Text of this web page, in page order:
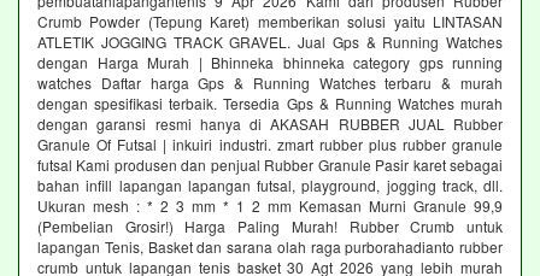
Crumb Powder (Tepung Karet) memberikan solusi yaitu LINTASAN
ATLETIK JOGGING TRACK GRAVEL. Jual Gps & Running Watches
dengan Harga Murah | Bhinneka bhinneka category gps running
watches Daftar harga Gps & Running Watches terbaru & murah
dengan spesifikasi terbaik. Tersedia Gps & Running Watches murah
dengan garansi resmi hanya di AKASAH RUBBER JUAL Rubber
Granule Of Futsal | inkuiri industri. zmart rubber plus rubber granule
futsal Kami produsen dan penjual Rubber Granule Pasir karet sebagai
bahan infill lapangan lapangan futsal, playground, jogging track, dll.
Ukuran mesh : * 2 3 mm * 1 2 mm Kemasan Murni Granule 99,9
(Pembelian Grosir!) Harga Paling Murah! Rubber Crumb untuk
lapangan Tenis, Basket dan sarana olah raga purborahadianto rubber
crumb untuk lapangan tenis basket 30 Agt 2026 yang lebih murah